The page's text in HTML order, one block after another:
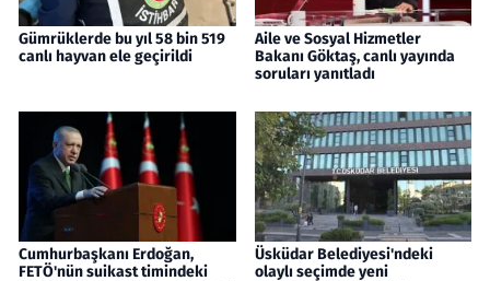
Gümrüklerde bu yıl 58 bin 519
canlı hayvan ele geçirildi
Aile ve Sosyal Hizmetler
Bakanı Göktaş, canlı yayında
soruları yanıtladı
Cumhurbaşkanı Erdoğan,
FETÖ'nün suikast timindeki
Üsküdar Belediyesi'ndeki
olaylı seçimde yeni